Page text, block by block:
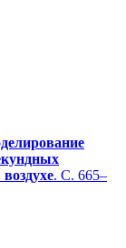
. С. 665–